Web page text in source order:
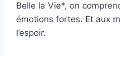
Belle la Vie*, on
émotions fortes. Et aux
l’espoir.